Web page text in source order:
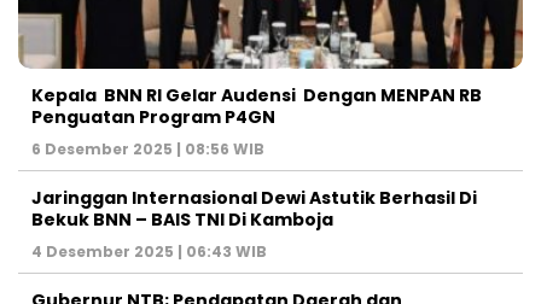
Kepala BNN RI Gelar Audensi Dengan MENPAN RB
Penguatan Program P4GN
6 Desember 2025 | 08:56 WIB
Jaringgan Internasional Dewi Astutik Berhasil Di
Bekuk BNN – BAIS TNI Di Kamboja
4 Desember 2025 | 06:43 WIB